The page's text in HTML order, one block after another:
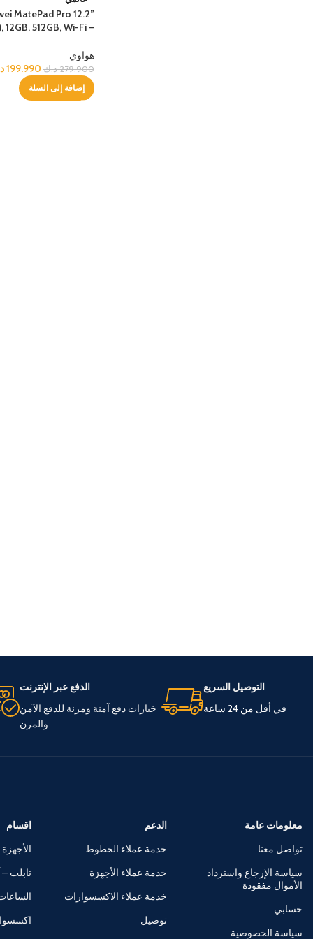
MatePad Pro 12.2”
12GB, 512GB, Wi-Fi –
هواوي
279.900 د.ك 199.990
إضافة إلى السلة
التوصيل السريع
في أقل من 24 ساعة
الدفع عبر الإنترنت
خيارات دفع آمنة ومرنة للدفع الآمن
والمرن
معلومات عامة
تواصل معنا
سياسة الإرجاع واسترداد
الأموال مفقودة
حسابي
سياسة الخصوصية
الدعم
خدمة عملاء الخطوط
خدمة عملاء الأجهزة
خدمة عملاء الاكسسوارات
توصيل
اقسام
تابلت –